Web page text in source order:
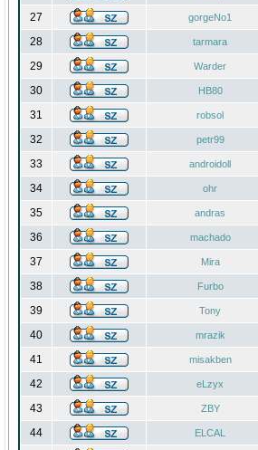
27 gorgeNo1
28 tarmara
29 Warder
30 HB80
31 robsol
32 petr99
33 androidoll
34 ohr
35 andras
36 machado
37 Mira
38 Furbo
39 Tony
40 mrazik
41 misakben
42 eLzyx
43 ZBY
44 ELCAL